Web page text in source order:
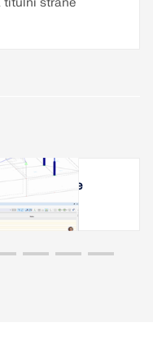
Arménie